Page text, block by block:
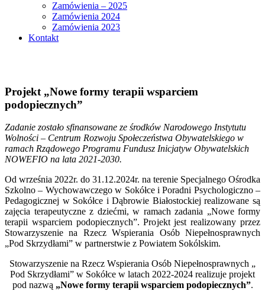
Zamówienia – 2025
Zamówienia 2024
Zamówienia 2023
Kontakt
Projekt „Nowe formy terapii wsparciem
podopiecznych”
Zadanie zostało sfinansowane ze środków Narodowego Instytutu
Wolności – Centrum Rozwoju Społeczeństwa Obywatelskiego w
ramach Rządowego Programu Fundusz Inicjatyw Obywatelskich
NOWEFIO na lata 2021-2030.
Od września 2022r. do 31.12.2024r. na terenie Specjalnego Ośrodka
Szkolno – Wychowawczego w Sokółce i Poradni Psychologiczno –
Pedagogicznej w Sokółce i Dąbrowie Białostockiej realizowane są
zajęcia terapeutyczne z dziećmi, w ramach zadania „Nowe formy
terapii wsparciem podopiecznych”. Projekt jest realizowany przez
Stowarzyszenie na Rzecz Wspierania Osób Niepełnosprawnych
„Pod Skrzydłami” w partnerstwie z Powiatem Sokólskim.
Stowarzyszenie na Rzecz Wspierania Osób Niepełnosprawnych „
Pod Skrzydłami” w Sokółce w latach 2022-2024 realizuje projekt
pod nazwą „Nowe formy terapii wsparciem podopiecznych”.